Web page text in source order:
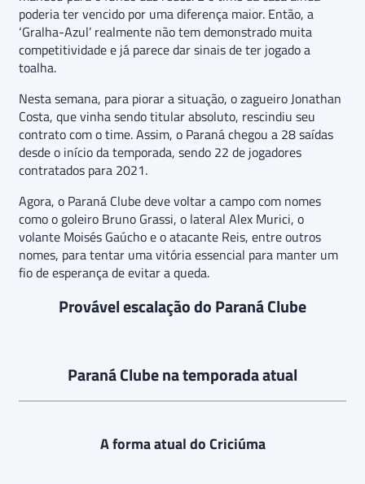
poderia ter vencido por uma diferença maior. Então, a
‘Gralha-Azul’ realmente não tem demonstrado muita
competitividade e já parece dar sinais de ter jogado a
toalha.
Nesta semana, para piorar a situação, o zagueiro Jonathan
Costa, que vinha sendo titular absoluto, rescindiu seu
contrato com o time. Assim, o Paraná chegou a 28 saídas
desde o início da temporada, sendo 22 de jogadores
contratados para 2021.
Agora, o Paraná Clube deve voltar a campo com nomes
como o goleiro Bruno Grassi, o lateral Alex Murici, o
volante Moisés Gaúcho e o atacante Reis, entre outros
nomes, para tentar uma vitória essencial para manter um
fio de esperança de evitar a queda.
Provável escalação do Paraná Clube
Paraná Clube na temporada atual
A forma atual do Criciúma